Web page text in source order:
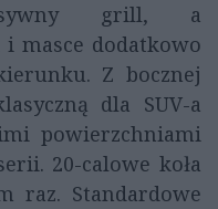
grill, a
i masce dodatkowo
Z bocznej
dla SUV-a
powierzchniami
20-calowe koła
raz. Standardowe